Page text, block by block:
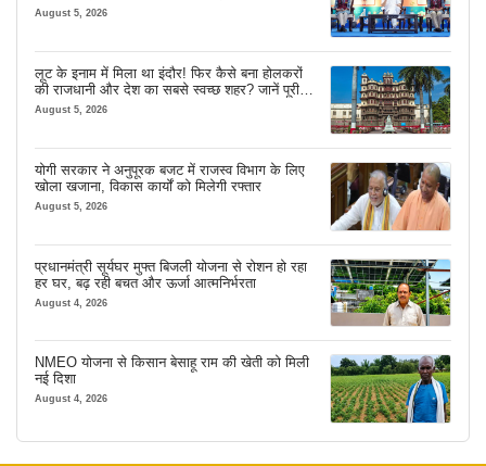
August 5, 2026
लूट के इनाम में मिला था इंदौर! फिर कैसे बना होलकरों
की राजधानी और देश का सबसे स्वच्छ शहर? जानें पूरी
कहानी
August 5, 2026
योगी सरकार ने अनुपूरक बजट में राजस्व विभाग के लिए
खोला खजाना, विकास कार्यों को मिलेगी रफ्तार
August 5, 2026
प्रधानमंत्री सूर्यघर मुफ्त बिजली योजना से रोशन हो रहा
हर घर, बढ़ रही बचत और ऊर्जा आत्मनिर्भरता
August 4, 2026
NMEO योजना से किसान बेसाहू राम की खेती को मिली
नई दिशा
August 4, 2026